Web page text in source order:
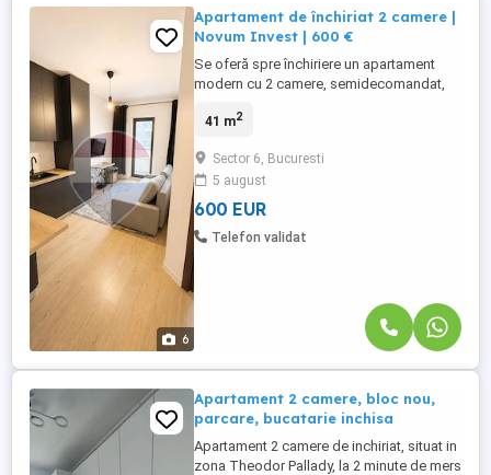
6
Apartament de închiriat 2 camere |
Novum Invest | 600 €
Se oferă spre închiriere un apartament
modern cu 2 camere, semidecomandat,
situat în complexul rezidențial Novum
studenți, tineri profesioniști sau un cuplu.
Apartamentul beneficiază de o
poziționare excelentă, cu acces rapid ...
41 m2
Sector 6, Bucuresti
5 august
600 EUR
Telefon validat
Apartament 2 camere, bloc nou,
parcare, bucatarie inchisa
Apartament 2 camere de inchiriat, situat in
zona Theodor Pallady, la 2 minute de mers